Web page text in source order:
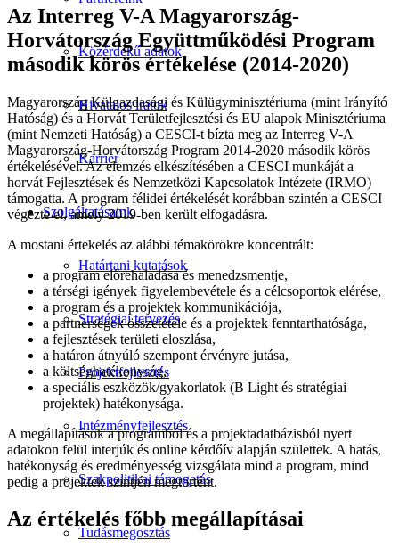
Közérdekű adatok
Hivatalos iratok
Karrier
Szolgáltatásaink
Határtani kutatások
Stratégiai tervezés
Projektfejlesztés
Intézményfejlesztés
Szakpolitikai támogatás
Tudásmegosztás
Az Interreg V-A Magyarország-
Horvátország Együttműködési Program
második körös értékelése (2014-2020)
Magyarország Külgazdasági és Külügyminisztériuma (mint Irányító
Hatóság) és a Horvát Területfejlesztési és EU alapok Minisztériuma
(mint Nemzeti Hatóság) a CESCI-t bízta meg az Interreg V-A
Magyarország-Horvátország Program 2014-2020 második körös
értékelésével. Az elemzés elkészítésében a CESCI munkáját a
horvát Fejlesztések és Nemzetközi Kapcsolatok Intézete (IRMO)
támogatta. A program félidei értékelését korábban szintén a CESCI
végezte el, amely 2019-ben került elfogadásra.
A mostani értekelés az alábbi témakörökre koncentrált:
a program előrehaladása és menedzsmentje,
a térségi igények figyelembevétele és a célcsoportok elérése,
a program és a projektek kommunikációja,
a partnerségek összetétele és a projektek fenntarthatósága,
a fejlesztések területi eloszlása,
a határon átnyúló szempont érvényre jutása,
a költséghatékonyság,
a speciális eszközök/gyakorlatok (B Light és stratégiai
projektek) hatékonysága.
A megállapítások a programból és a projektadatbázisból nyert
adatokon felül interjúk és online kérdőív alapján születtek. A hatás,
hatékonyság és eredményesség vizsgálata mind a program, mind
pedig a projektek szintjén megtörtént.
Az értékelés főbb megállapításai